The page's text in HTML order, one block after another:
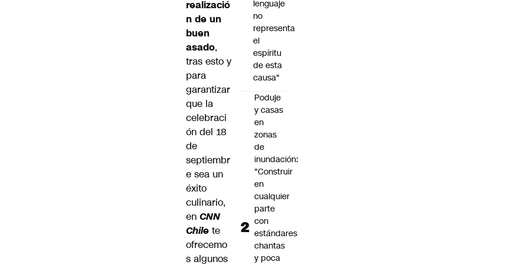
realizació
n de un
buen
asado,
tras esto y
para
garantizar
que la
celebraci
ón del 18
de
septiembr
e sea un
éxito
culinario,
en CNN
Chile te
ofrecemo
s algunos
lenguaje
no
representa
el
espíritu
de esta
causa"
Poduje
y casas
en
zonas
de
inundación:
"Construir
en
cualquier
parte
con
estándares
chantas
y poca